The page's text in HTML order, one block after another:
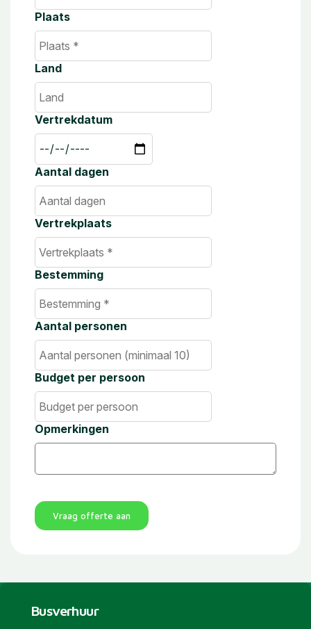
Plaats
Land
Vertrekdatum
Aantal dagen
Vertrekplaats
Bestemming
Aantal personen
Budget per persoon
Opmerkingen
Vraag offerte aan
Busverhuur